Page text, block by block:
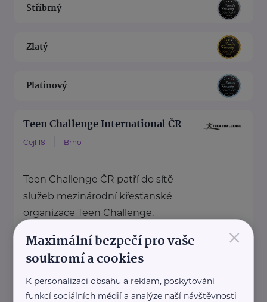
Stříbrný
Zlatý
Platinový
Teen Challenge International ČR
Cejl 18 Brno
Teen Challenge ČR patří do sítě
služeb mezinárodní křesťanské
organizace Teen Challenge.
www.teenchallenge.cz
marsalova@teenchallenge.cz
×
Maximální bezpečí pro vaše
soukromí a cookies
K personalizaci obsahu a reklam, poskytování
funkcí sociálních médií a analýze naší návštěvnosti